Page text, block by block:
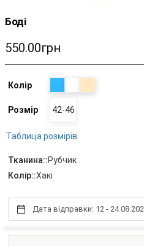
Боді
550.00грн
Колір
Розмір 42-46
Таблица розмірів
Тканина::Рубчик
Колір::Хакі
Дата відправки: 12 -